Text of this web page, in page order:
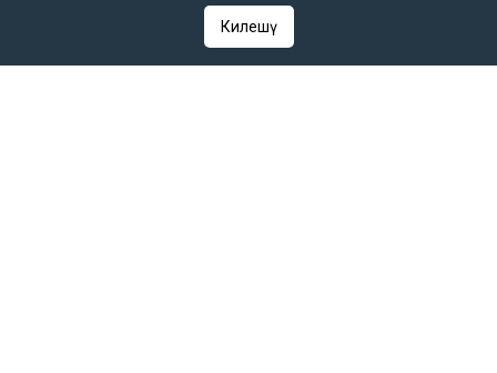
© 2026 «ТАТМЕДИА» акционерлык җәмгыяте
«Татар-информ» МА
Килешү